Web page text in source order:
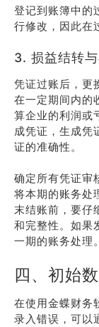
登记到账簿中的
行修改，因此在
3. 损益结转
凭证过账后，更
在一定期间内的
算企业的利润或
成凭证，生成凭
证的准确性。
确定所有凭证审
将本期的账务处
末结账前，要仔
和完整性。如果
一期的账务处理。
四、初始
在使用金蝶财务
录入错误，可以